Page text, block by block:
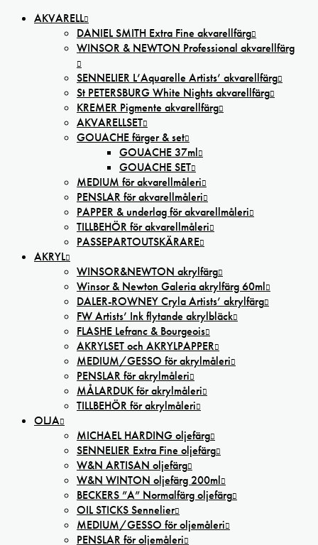
AKVARELL
DANIEL SMITH Extra Fine akvarellfärg
WINSOR & NEWTON Professional akvarellfärg
SENNELIER L’Aquarelle Artists’ akvarellfärg
St PETERSBURG White Nights akvarellfärg
KREMER Pigmente akvarellfärg
AKVARELLSET
GOUACHE färger & set
GOUACHE 37ml
GOUACHE SET
MEDIUM för akvarellmåleri
PENSLAR för akvarellmåleri
PAPPER & underlag för akvarellmåleri
TILLBEHÖR för akvarellmåleri
PASSEPARTOUTSKÄRARE
AKRYL
WINSOR&NEWTON akrylfärg
Winsor & Newton Galeria akrylfärg 60ml
DALER-ROWNEY Cryla Artists’ akrylfärg
FW Artists’ Ink flytande akrylbläck
FLASHE Lefranc & Bourgeois
AKRYLSET och AKRYLPAPPER
MEDIUM/GESSO för akrylmåleri
PENSLAR för akrylmåleri
MÅLARDUK för akrylmåleri
TILLBEHÖR för akrylmåleri
OLJA
MICHAEL HARDING oljefärg
SENNELIER Extra Fine oljefärg
W&N ARTISAN oljefärg
W&N WINTON oljefärg 200ml
BECKERS ”A” Normalfärg oljefärg
OIL STICKS Sennelier
MEDIUM/GESSO för oljemåleri
PENSLAR för oljemåleri